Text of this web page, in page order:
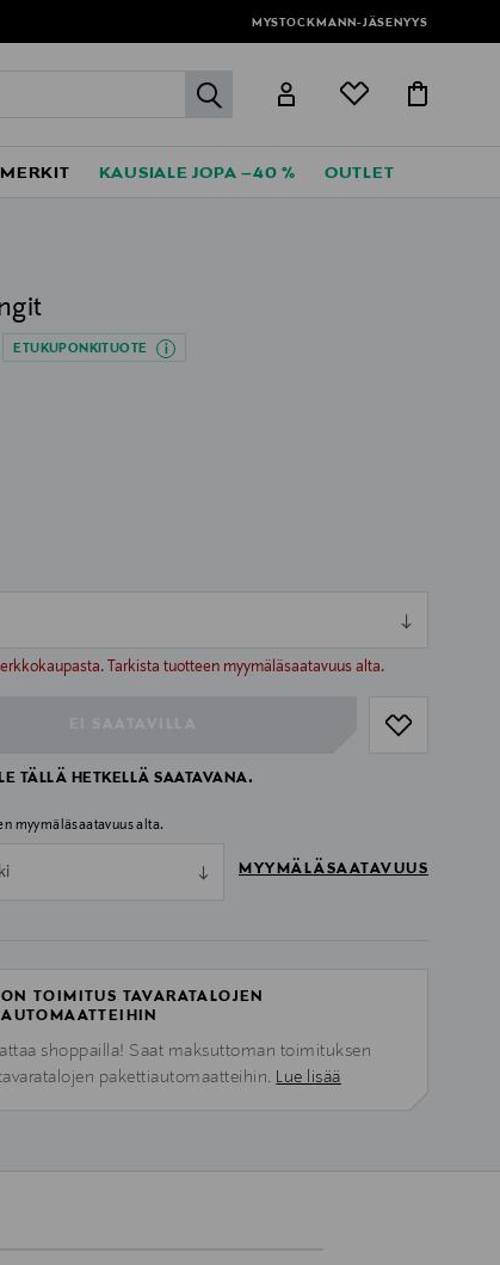
MYSTOCKMANN-JÄSENYYS
label.header.go
KAUSIALE JOPA –40 % OUTLET
ETUKUPONKITUOTE
Tarkista tuotteen myymäläsaatavuus alta.
TÄLLÄ HETKELLÄ SAATAVANA.
myymäläsaatavuus alta.
MYYMÄLÄSAATAVUUS
TOIMITUS TAVARATALOJEN
shoppailla! Saat maksuttoman toimituksen
pakettiautomaatteihin. Lue lisää